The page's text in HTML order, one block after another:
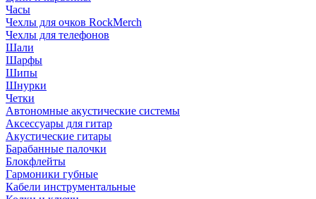
Часы
Чехлы для очков RockMerch
Чехлы для телефонов
Шали
Шарфы
Шипы
Шнурки
Четки
Автономные акустические системы
Аксессуары для гитар
Акустические гитары
Барабанные палочки
Блокфлейты
Гармоники губные
Кабели инструментальные